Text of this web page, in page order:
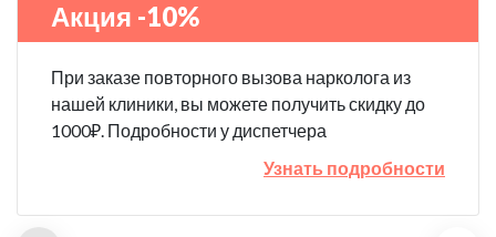
Акция -10%
При заказе повторного вызова нарколога из
нашей клиники, вы можете получить скидку до
1000₽. Подробности у диспетчера
Узнать подробности